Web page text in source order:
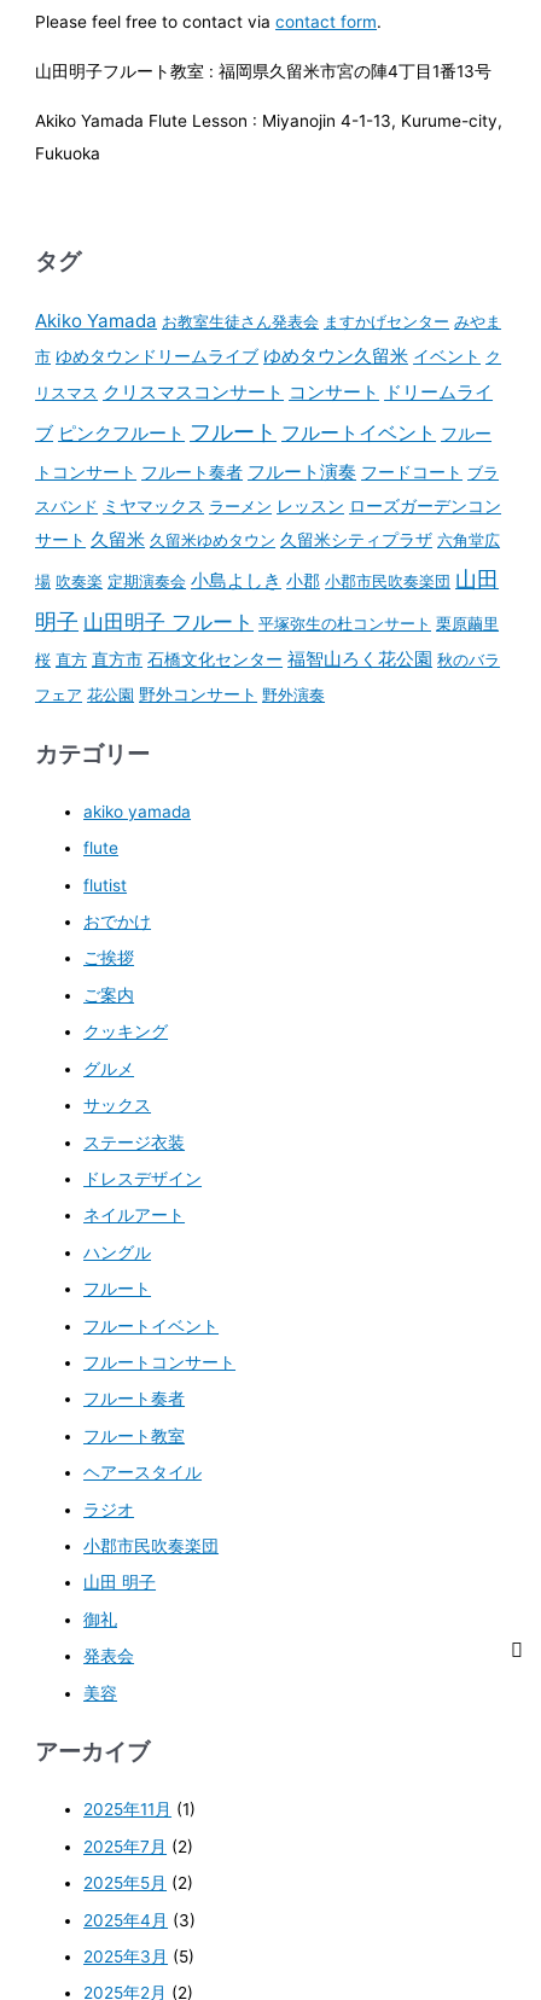
Please feel free to contact viacontact form.
山田明子フルート教室 : 福岡県久留米市宮の陣4丁目1番13号
Akiko Yamada Flute Lesson : Miyanojin 4-1-13, Kurume-city,
Fukuoka
タグ
Akiko Yamada お教室生徒さん発表会 ますかげセンター みやま
市 ゆめタウンドリームライブ ゆめタウン久留米 イベント ク
リスマス クリスマスコンサート コンサート
ドリームライ
ブ ピンクフルート フルート フルートイベント フルー
トコンサート フルート奏者 フルート演奏 フードコート ブラ
スバンド ミヤマックス ラーメン レッスン ローズガーデンコン
サート 久留米 久留米ゆめタウン 久留米シティプラザ 六角堂広
場 吹奏楽 定期演奏会 小島よしき 小郡 小郡市民吹奏楽団 山田
明子 山田明子 フルート 平塚弥生の杜コンサート 栗原繭里
桜 直方 直方市 石橋文化センター 福智山ろく花公園 秋のバラ
フェア 花公園 野外コンサート 野外演奏
カテゴリー
akiko yamada
flute
flutist
おでかけ
ご挨拶
ご案内
クッキング
グルメ
サックス
ステージ衣装
ドレスデザイン
ネイルアート
ハングル
フルート
フルートイベント
フルートコンサート
フルート奏者
フルート教室
ヘアースタイル
ラジオ
小郡市民吹奏楽団
山田 明子
御礼
発表会
美容
アーカイブ
2025年11月 (1)
2025年7月 (2)
2025年5月 (2)
2025年4月 (3)
2025年3月 (5)
2025年2月 (2)